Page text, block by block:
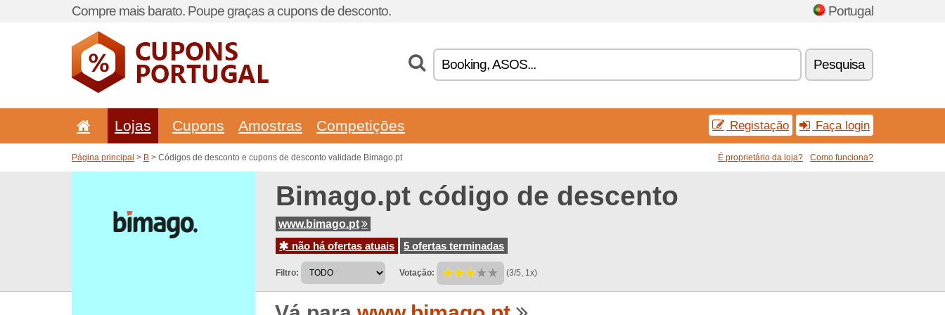
Compre mais barato. Poupe graças a cupons de desconto. Portugal
Pesquisa
Lojas Cupons Amostras Competições Registação Faça login
Página principal > B > Códigos de desconto e cupons de desconto validade Bimago.pt É proprietário da loja? Como funciona?
Bimago.pt código de descento
www.bimago.pt
não há ofertas atuais
5 ofertas terminadas
Filtro: Votação: (3/5, 1x)